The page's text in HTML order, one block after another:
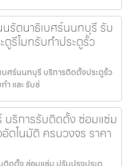
รัตนาธิเบศร์นนทบุรี รับ
รีโมทรับทำประตูรั้ว
ศร์นนทบุรี บริการติดตั้งประตูรั้ว
ำ และ รับซ่
บริการรับติดตั้ง ซ่อมแซ่ม
ตโนมัติ ครบวงจร ราคา
ติดตั้ง ซ่อมแซ่ม ปรับปรุงประตู